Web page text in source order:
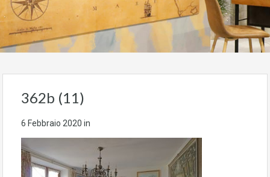
362b (11)
6 Febbraio 2020 in